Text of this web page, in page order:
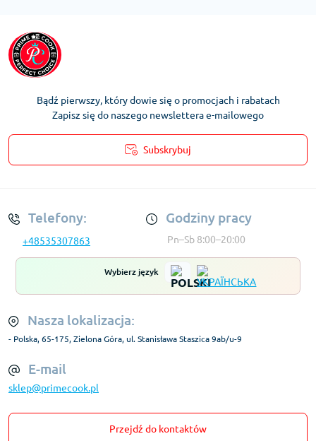
Bądź pierwszy, który dowie się o promocjach i rabatach
Zapisz się do naszego newslettera e-mailowego
Subskrybuj
Telefony:
+48535307863
Godziny pracy
Pn–Sb 8:00–20:00
Wybierz język
Nasza lokalizacja:
- Polska, 65-175, Zielona Góra, ul. Stanisława Staszica 9ab/u-9
E-mail
sklep@primecook.pl
Przejdź do kontaktów